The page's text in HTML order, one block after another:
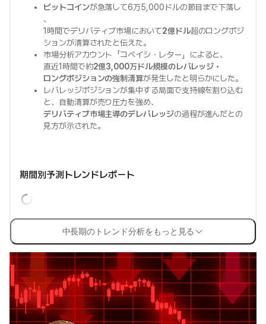
ビットコインが急落して6万5,000ドルの節目まで下落し
、
1時間でデリバティブ市場において2億ドル超のロングポジ
ションが清算されたと伝えた。
市場分析アカウント「コベイシ・レター」によると、
直近1時間で約2億3,000万ドル規模のレバレッジ・
ロングポジションの強制清算が発生したと明らかにした。
レバレッジポジションが集中する局面で支持線を割り込む
と、自動清算が売り圧力を強め、
デリバティブ市場主導のデレバレッジの過程が進んだとの
見方が示された。
期間別予測トレンドレポート
中長期のトレンド分析をもっと見る